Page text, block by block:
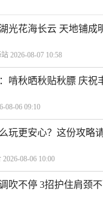
光花海长云 天地铺成
2026-08-07 10:58
啃秋晒秋贴秋膘 庆祝
08-06 09:10
玩更安心？这份攻略
08-06 10:00
吹不停 3招护住肩颈